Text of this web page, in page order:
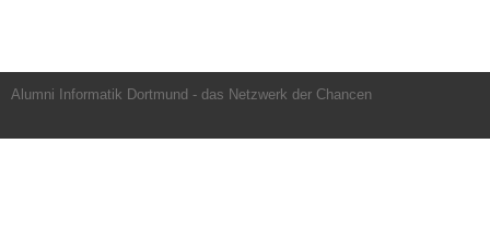
Alumni Informatik Dortmund - das Netzwerk der Chancen